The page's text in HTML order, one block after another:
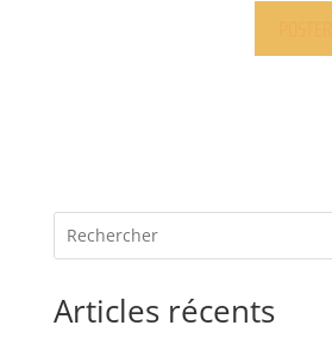
Articles récents